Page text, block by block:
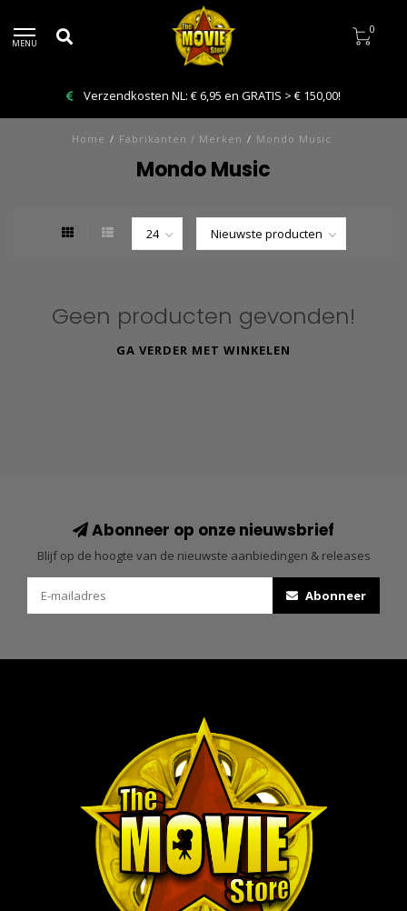
MENU
0
Verzendkosten NL: € 6,95 en GRATIS > € 150,00!
Home / Fabrikanten / Merken / Mondo Music
Mondo Music
Geen producten gevonden!
GA VERDER MET WINKELEN
Abonneer op onze nieuwsbrief
Blijf op de hoogte van de nieuwste aanbiedingen & releases
Abonneer